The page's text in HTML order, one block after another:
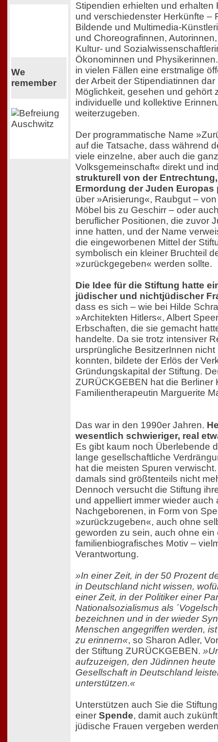
We
remember
Stipendien erhielten und erhalten
und verschiedenster Herkünfte –
Bildende und Multimedia-
und Choreografinnen,
Kultur- und
Ökonominnen und
in vielen Fällen eine erstmalige
der Arbeit der Stipendiatinnen
Möglichkeit, gesehen und gehört
individuelle und kollektive
weiterzugeben.
Der programmatische Name
auf die Tatsache, dass während
viele einzelne, aber auch die
Volksgemeinschaft« direkt und
strukturell von der
Ermordung der Juden Europas
über »Arisierung«, Raubgut –
Möbel bis zu Geschirr – oder
beruflicher Positionen, die zuvor
inne hatten, und der Name
die eingeworbenen Mittel der
symbolisch ein kleiner Bruchteil
»zurückgegeben« werden sollte.
Die Idee für die Stiftung hatte
jüdischer und nichtjüdischer
dass es sich – wie bei Hilde
»Architekten Hitlers«, Albert
Erbschaften, die sie gemacht
handelte. Da sie trotz intensiver
ursprüngliche BesitzerInnen
konnten, bildete der Erlös der
Gründungskapital der Stiftung.
ZURÜCKGEBEN hat die Berliner
Familientherapeutin Marguerite
Das war in den 1990er Jahren.
wesentlich schwieriger, real
Es gibt kaum noch Überlebende
lange gesellschaftliche
hat die meisten Spuren
damals sind größtenteils nicht
Dennoch versucht die Stiftung
und appelliert immer wieder auch
Nachgeborenen, in Form von
»zurückzugeben«, auch ohne
geworden zu sein, auch ohne ein
familienbiografisches Motiv –
Verantwortung.
»In einer Zeit, in der 50 Prozent
in Deutschland nicht wissen,
einer Zeit, in der Politiker einer
Nationalsozialismus als
bezeichnen und in der wieder
Menschen angegriffen werden,
zu erinnern«, so Sharon Adler,
der Stiftung ZURÜCKGEBEN.
aufzuzeigen, den Jüdinnen
Gesellschaft in Deutschland
unterstützen.«
Unterstützen auch Sie die
einer Spende, damit auch
jüdische Frauen vergeben